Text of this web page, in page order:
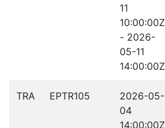
11
10:00:00Z
- 2026-
05-11
14:00:00Z
TRA EPTR105
2026-05-
04
14:00:00Z